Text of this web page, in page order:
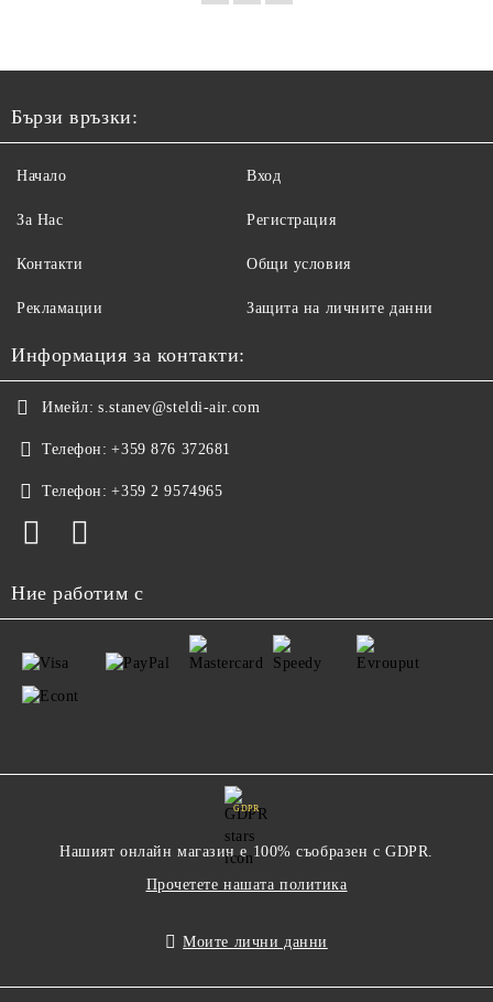
Бързи връзки:
Начало
За Нас
Контакти
Рекламации
Вход
Регистрация
Общи условия
Защита на личните данни
Информация за контакти:
Имейл: s.stanev@steldi-air.com
Телефон: +359 876 372681
Телефон: +359 2 9574965
Ние работим с
GDPR
Нашият онлайн магазин е 100% съобразен с GDPR.
Прочетете нашата политика
Моите лични данни